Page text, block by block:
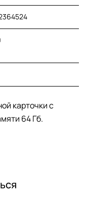
карточки с
64 Гб.